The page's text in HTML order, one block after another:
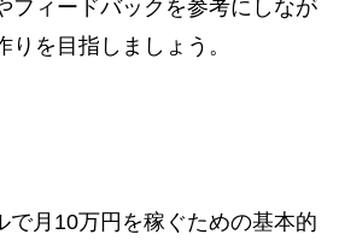
フィードバックを参考にしなが
りを目指しましょう。
で月10万円を稼ぐための基本的